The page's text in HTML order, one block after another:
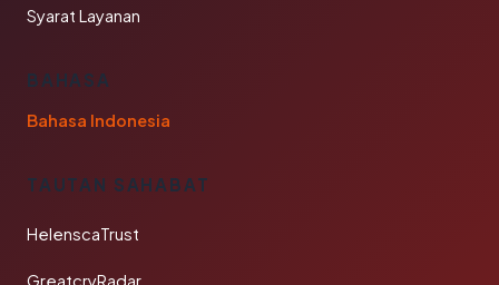
Syarat Layanan
BAHASA
Bahasa Indonesia
TAUTAN SAHABAT
HelenscaTrust
GreatcryRadar